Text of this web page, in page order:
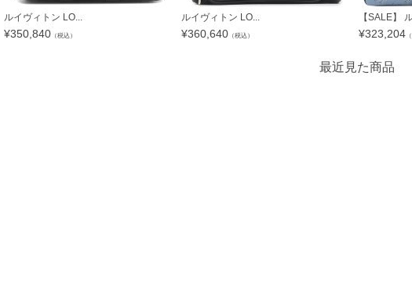
ルイヴィトン LO...
¥350,840 （税込）
ルイヴィトン LO...
¥360,640 （税込）
【SALE】
¥323,204
最近見た商品